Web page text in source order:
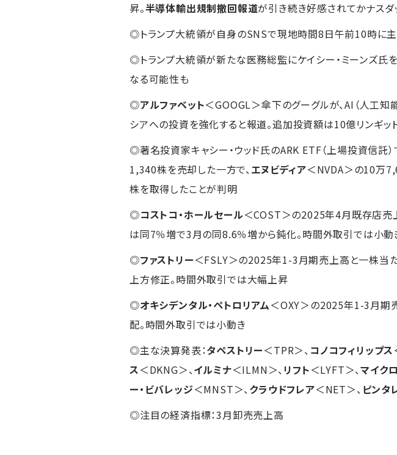
昇。半導体輸出規制撤回報道が引き続き好感されてかナス
◎トランプ大統領が自身のSNSで現地時間8日午前10時に
◎トランプ大統領が新たな医務総監にケイシー・ミーンズ氏
なる可能性も
◎アルファベット＜GOOGL＞傘下のグーグルが、AI（人工
シアへの投資を強化すると報道。追加投資額は10億リンギッ
◎著名投資家キャシー・ウッド氏のARK ETF（上場投資信託
1,340株を売却した一方で、エヌビディア＜NVDA＞の10万
株を取得したことが判明
◎コストコ・ホールセール＜COST＞の2025年4月既存店
は同7％増で3月の同8.6％増から鈍化。時間外取引では小動
◎ファストリー＜FSLY＞の2025年1-3月期売上高と一株当
上方修正。時間外取引では大幅上昇
◎オキシデンタル・ペトロリアム＜OXY＞の2025年1-3月期
配。時間外取引では小動き
◎主な決算発表：タペストリー＜TPR＞、 コノコフィリップス
ス＜DKNG＞、イルミナ＜ILMN＞、 リフト＜LYFT＞、マイク
ー・ビバレッジ＜MNST＞、クラウドフレア＜NET＞、 ピンタ
◎注目の経済指標：3月卸売売上高